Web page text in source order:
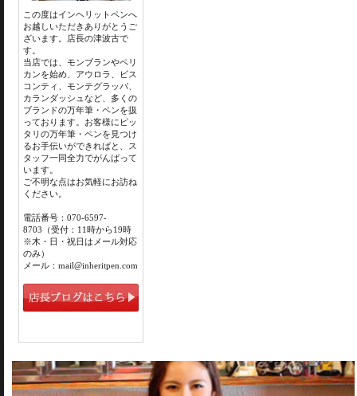
この度はインヘリットペンへ
お越しいただきありがとうご
ざいます。店長の津波古で
す。
当店では、モンブランやペリ
カンを始め、アウロラ、ビス
コンティ、モンテグラッパ、
カランダッシュなど、多くの
ブランドの万年筆・ペンを扱
っております。お客様にピッ
タリの万年筆・ペンを見つけ
るお手伝いができればと、ス
タッフ一同全力でがんばって
います。
ご不明な点はお気軽にお訪ね
ください。
電話番号：070-6597-
8703（受付：11時から19時
※木・日・祝日はメール対応
のみ）
メール：mail@inheritpen.com